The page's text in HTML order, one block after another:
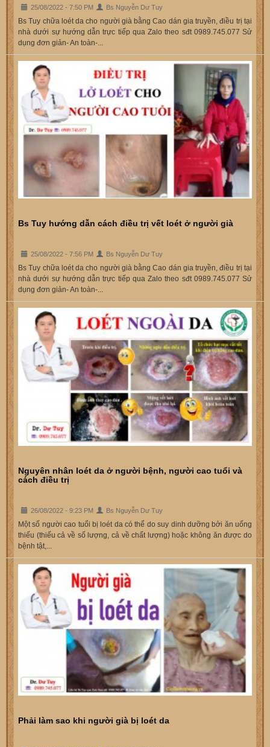
25/08/2022 - 7:50 PM Bs Nguyễn Dư Tuy
Bs Tuy chữa loét da cho người già bằng Cao dán gia truyền, điều trị tại
nhà dưới sự hướng dẫn trực tiếp qua Zalo theo sđt 0989.745.077 Sử
dụng đơn giản- An toàn-...
Bs Tuy hướng dẫn cách điều trị vết loét ở người già
25/08/2022 - 7:56 PM Bs Nguyễn Dư Tuy
Bs Tuy chữa loét da cho người già bằng Cao dán gia truyền, điều trị tại
nhà dưới sự hướng dẫn trực tiếp qua Zalo theo sđt 0989.745.077 Sử
dụng đơn giản- An toàn-...
Nguyên nhân loét da ở người bệnh, người cao tuổi và
cách điều trị
26/08/2022 - 9:23 PM Bs Nguyễn Dư Tuy
Một số người cao tuổi bị loét da có thể do suy dinh dưỡng bởi ăn uống
thiếu (thiếu cả về số lượng, cả về chất lượng) hoặc không ăn được do
bệnh tật,...
Phải làm sao khi người già bị loét da